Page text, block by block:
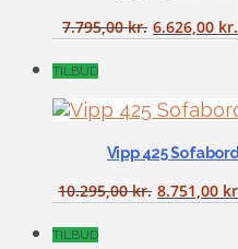
7.795,00kr. 6.626,00 kr.
TILBUD
Vipp 425
10.295,00kr. 8.751,00
TILBUD